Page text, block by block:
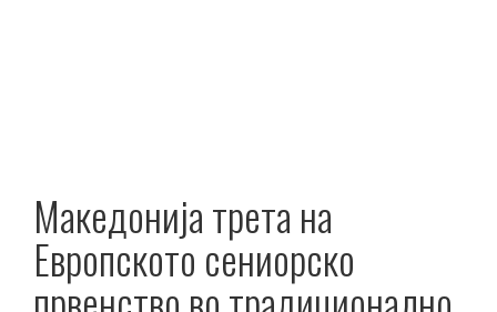
Македонија трета на
Европското сениорско